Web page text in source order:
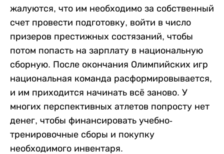
жалуются, что им необходимо за собственный
счет провести подготовку, войти в число
призеров престижных состязаний, чтобы
потом попасть на зарплату в национальную
сборную. После окончания Олимпийских игр
национальная команда расформировывается,
и им приходится начинать всё заново. У
многих перспективных атлетов попросту нет
денег, чтобы финансировать учебно-
тренировочные сборы и покупку
необходимого инвентаря.